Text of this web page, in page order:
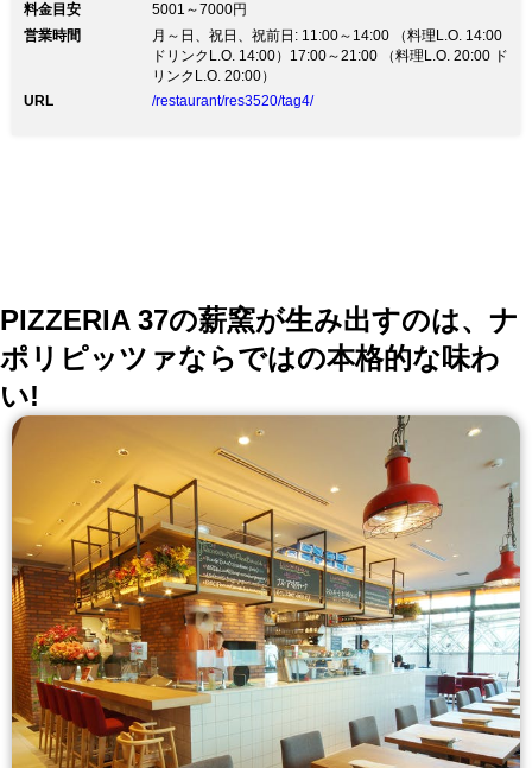
料金目安
5001～7000円
営業時間
月～日、祝日、祝前日: 11:00～14:00 （料理L.O. 14:00
ドリンクL.O. 14:00）17:00～21:00 （料理L.O. 20:00 ド
リンクL.O. 20:00）
URL
/restaurant/res3520/tag4/
PIZZERIA 37の薪窯が生み出すのは、ナ
ポリピッツァならではの本格的な味わ
い!